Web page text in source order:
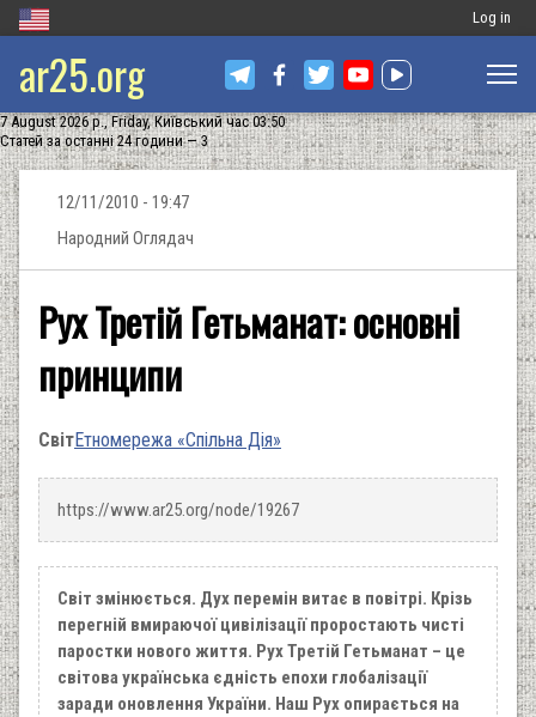
Меню
запису
Log in
ar25.org
7 August 2026 р., Friday, Київський час 03:50
Статей за останні 24 години — 3
12/11/2010 - 19:47
Народний Оглядач
Рух Третій Гетьманат: основні
принципи
СвітЕтномережа «Спільна Дія»
https://www.ar25.org/node/19267
Світ змінюється. Дух перемін витає в повітрі. Крізь
перегній вмираючої цивілізації проростають чисті
паростки нового життя. Рух Третій Гетьманат – це
світова українська єдність епохи глобалізації
заради оновлення України. Наш Рух опирається на